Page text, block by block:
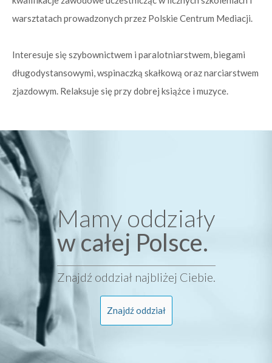
warsztatach prowadzonych przez Polskie Centrum Mediacji.
Interesuje się szybownictwem i paralotniarstwem, biegami
długodystansowymi, wspinaczką skałkową oraz narciarstwem
zjazdowym. Relaksuje się przy dobrej książce i muzyce.
Mamy oddziały
w całej Polsce.
Znajdź oddział najbliżej Ciebie.
Znajdź oddział